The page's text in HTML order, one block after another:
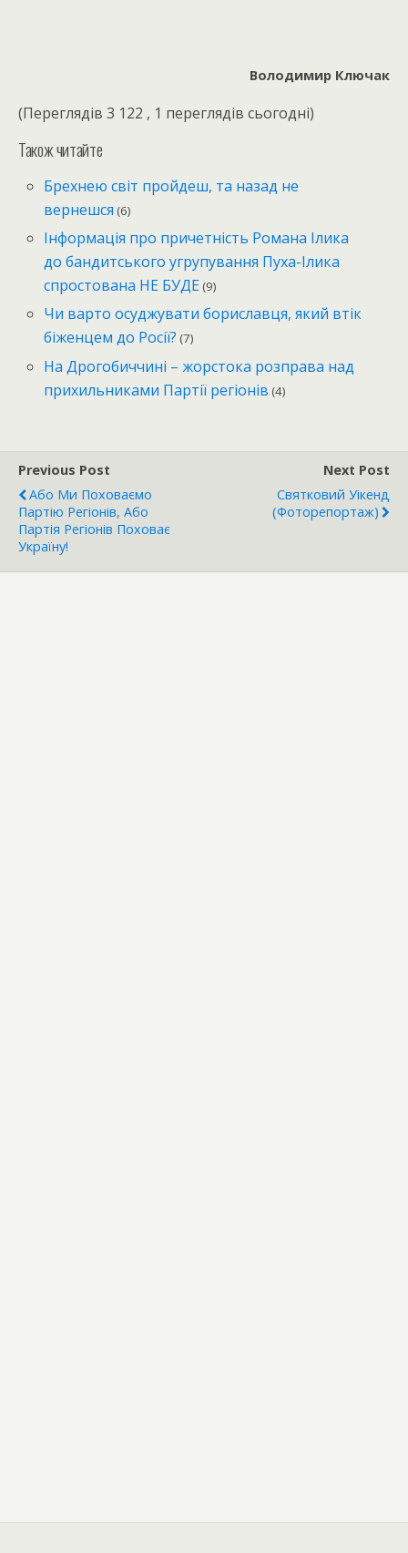
Володимир Ключак
(Переглядів 3 122 , 1 переглядів сьогодні)
Також читайте
Брехнею світ пройдеш, та назад не
вернешся (6)
Інформація про причетність Романа Ілика
до бандитського угрупування Пуха-Ілика
спростована НЕ БУДЕ (9)
Чи варто осуджувати бориславця, який втік
біженцем до Росії? (7)
На Дрогобиччині – жорстока розправа над
прихильниками Партії регіонів (4)
Previous Post
Або Ми Поховаємо
Партію Регіонів, Або
Партія Регіонів Поховає
Україну!
Next Post
Святковий Уікенд
(фоторепортаж)